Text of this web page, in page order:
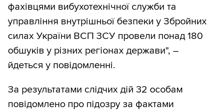
фахівцями вибухотехнічної служби та
управління внутрішньої безпеки у Збройних
силах України ВСП ЗСУ провели понад 180
обшуків у різних регіонах держави", –
йдеться у повідомленні.
За результатами слідчих дій 32 особам
повідомлено про підозру за фактами